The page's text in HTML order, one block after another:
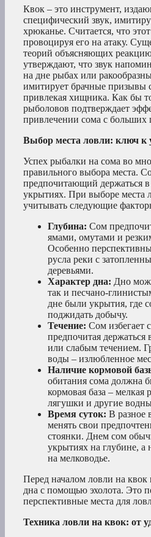
Квок – это инструмент,
специфический звук,
хрюканье. Считается, что
провоцируя его на атаку.
теорий объясняющих
утверждают, что звук
на дне рыбах или
имитирует брачные призывы
привлекая хищника. Как бы
рыболовов подтверждает
привлечении сома с больших
Выбор места ловли: ключ к
Успех рыбалки на сома во
правильного выбора места.
предпочитающий держаться
укрытиях. При выборе места
учитывать следующие
Глубина: Сом
ямами, омутами и
Особенно
русла реки с
деревьями.
Характер дна: Дно
так и песчано-
дне были укрытия, где
поджидать добычу.
Течение: Сом избегает
предпочитая
или слабым течением.
воды – излюбленное
Наличие кормовой
обитания сома должна
кормовая база – мелкая
лягушки и другие
Время суток: В разное
менять свои
стоянки. Днем сом
укрытиях на глубине, а
на мелководье.
Перед началом ловли на квок
дна с помощью эхолота. Это
перспективные места для
Техника ловли на квок: от